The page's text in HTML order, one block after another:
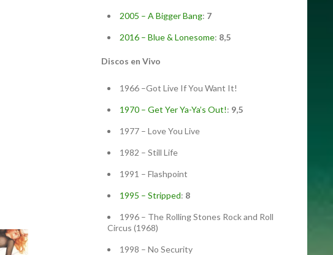
2005 – A Bigger Bang: 7
2016 – Blue & Lonesome: 8,5
Discos en Vivo
1966 –Got Live If You Want It!
1970 – Get Yer Ya-Ya’s Out!: 9,5
1977 – Love You Live
1982 – Still Life
1991 – Flashpoint
1995 – Stripped: 8
1996 – The Rolling Stones Rock and Roll
Circus (1968)
1998 – No Security